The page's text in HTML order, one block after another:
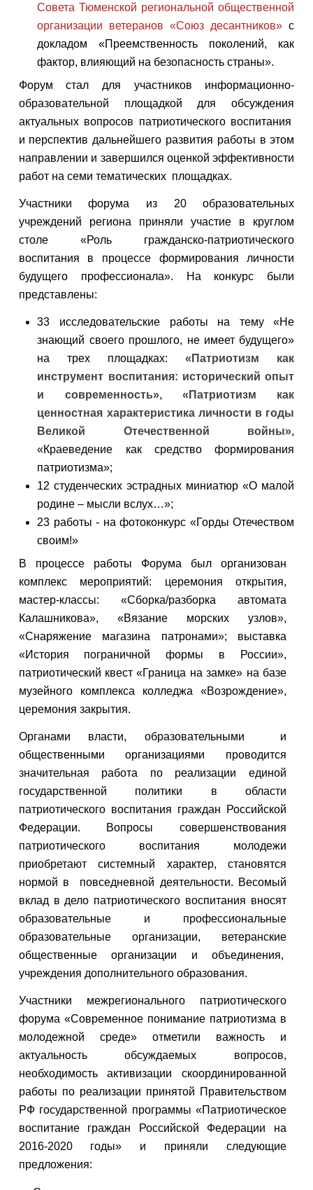
Совета Тюменской региональной общественной
организации ветеранов «Союз десантников» с
докладом «Преемственность поколений, как
фактор, влияющий на безопасность страны».
Форум стал для участников информационно-
образовательной площадкой для обсуждения
актуальных вопросов патриотического воспитания
и перспектив дальнейшего развития работы в этом
направлении и завершился оценкой эффективности
работ на семи тематических площадках.
Участники форума из 20 образовательных
учреждений региона приняли участие в круглом
столе «Роль гражданско-патриотического
воспитания в процессе формирования личности
будущего профессионала». На конкурс были
представлены:
33 исследовательские работы на тему «Не
знающий своего прошлого, не имеет будущего»
на трех площадках:«Патриотизм как
инструмент воспитания: исторический опыт
и современность», «Патриотизм как
ценностная характеристика личности в годы
Великой Отечественной войны»,
«Краеведение как средство формирования
патриотизма»;
12 студенческих эстрадных миниатюр «О малой
родине – мысли вслух…»;
23 работы - на фотоконкурс «Горды Отечеством
своим!»
В процессе работы Форума был организован
комплекс мероприятий: церемония открытия,
мастер-классы: «Сборка/разборка автомата
Калашникова», «Вязание морских узлов»,
«Снаряжение магазина патронами»; выставка
«История пограничной формы в России»,
патриотический квест «Граница на замке» на базе
музейного комплекса колледжа «Возрождение»,
церемония закрытия.
Органами власти, образовательными и
общественными организациями проводится
значительная работа по реализации единой
государственной политики в области
патриотического воспитания граждан Российской
Федерации. Вопросы совершенствования
патриотического воспитания молодежи
приобретают системный характер, становятся
нормой в повседневной деятельности. Весомый
вклад в дело патриотического воспитания вносят
образовательные и профессиональные
образовательные организации, ветеранские
общественные организации и объединения,
учреждения дополнительного образования.
Участники межрегионального патриотического
форума «Современное понимание патриотизма в
молодежной среде» отметили важность и
актуальность обсуждаемых вопросов,
необходимость активизации скоординированной
работы по реализации принятой Правительством
РФ государственной программы «Патриотическое
воспитание граждан Российской Федерации на
2016-2020 годы» и приняли следующие
предложения: